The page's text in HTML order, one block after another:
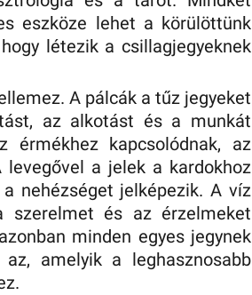
eszköze lehet a körülöttünk
létezik a csillagjegyeknek
A pálcák a tűz jegyeket
az alkotást és a munkát
kapcsolódnak, az
a jelek a kardokhoz
nehézséget jelképezik. A víz
szerelmet és az érzelmeket
minden egyes jegynek
amelyik a leghasznosabb